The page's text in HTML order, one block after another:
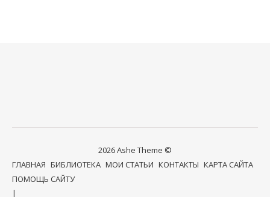
2026 Ashe Theme ©
ГЛАВНАЯ БИБЛИОТЕКА МОИ СТАТЬИ КОНТАКТЫ КАРТА САЙТА
ПОМОЩЬ САЙТУ